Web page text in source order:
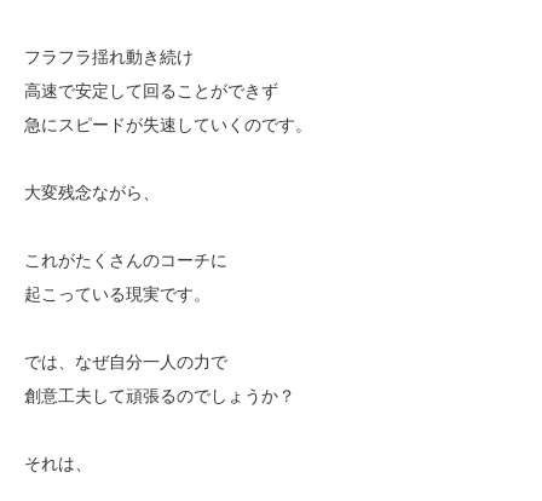
フラフラ揺れ動き続け
高速で安定して回ることができず
急にスピードが失速していくのです。
大変残念ながら、
これがたくさんのコーチに
起こっている現実です。
では、なぜ自分一人の力で
創意工夫して頑張るのでしょうか？
それは、